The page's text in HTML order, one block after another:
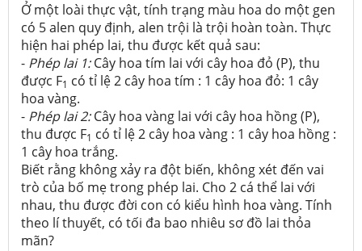
Ở một loài thực vật, tính trạng màu hoa do một gen
có 5 alen quy định, alen trội là trội hoàn toàn. Thực
hiện hai phép lai, thu được kết quả sau:
- Phép lai 1:Cây hoa tím lai với cây hoa đỏ (P), thu
được F1 có tỉ lệ 2 cây hoa tím : 1 cây hoa đỏ: 1 cây
hoa vàng.
- Phép lai 2:Cây hoa vàng lai với cây hoa hồng (P),
thu được F1 có tỉ lệ 2 cây hoa vàng : 1 cây hoa hồng :
1 cây hoa trắng.
Biết rằng không xảy ra đột biến, không xét đến vai
trò của bố mẹ trong phép lai. Cho 2 cá thể lai với
nhau, thu được đời con có kiểu hình hoa vàng. Tính
theo lí thuyết, có tối đa bao nhiêu sơ đồ lai thỏa
mãn?